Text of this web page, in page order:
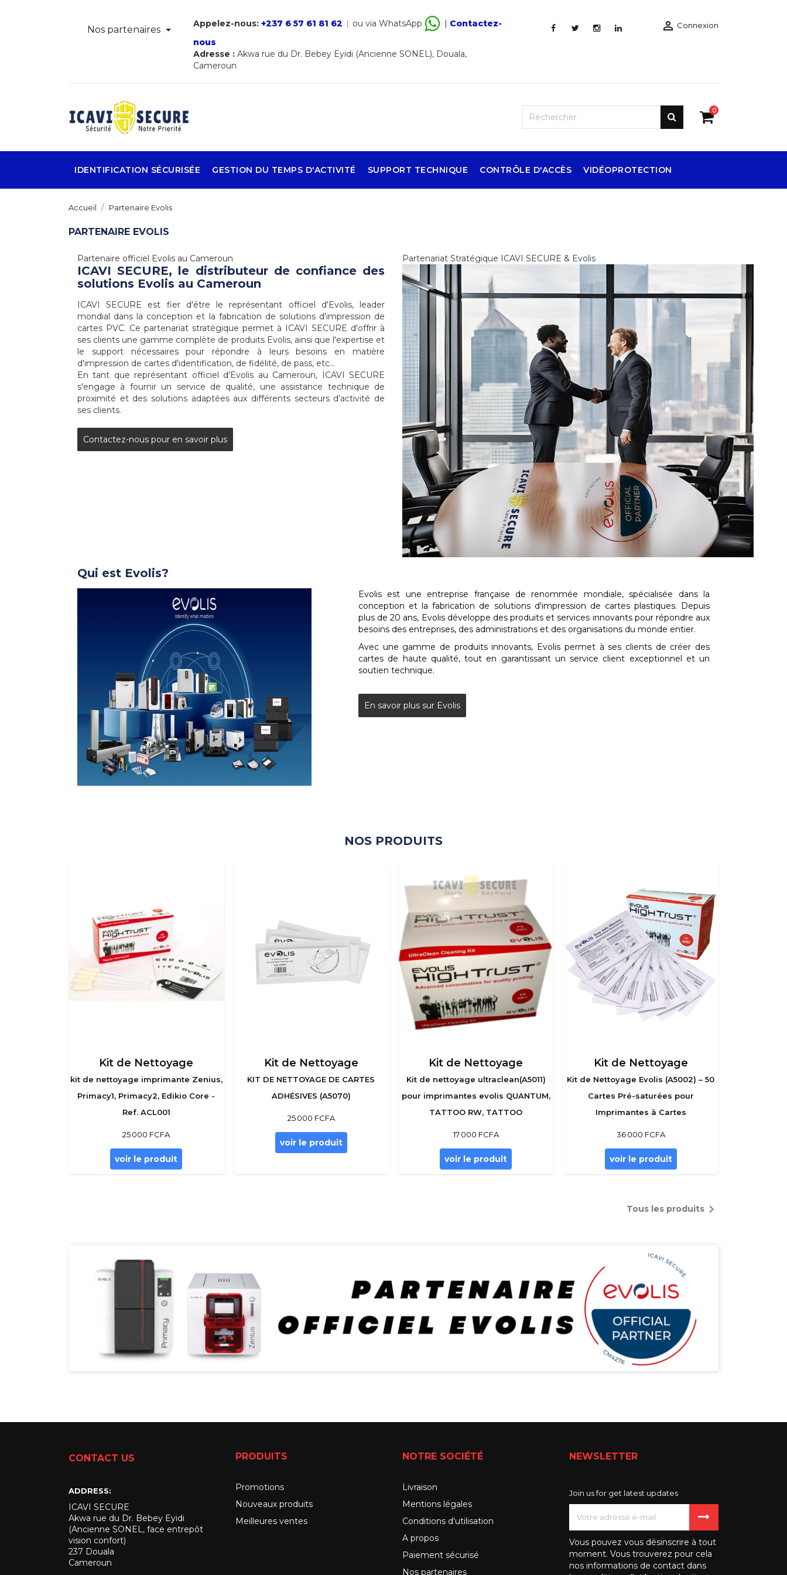
Nos partenaires
Appelez-nous:+237 6 57 61 81 62 | ou via WhatsApp | Contactez-
nous
Adresse : Akwa rue du Dr. Bebey Eyidi (Ancienne SONEL), Douala,
Cameroun
 Connexion
0
IDENTIFICATION SÉCURISÉE GESTION DU TEMPS D'ACTIVITÉ SUPPORT TECHNIQUE CONTRÔLE D'ACCÈS VIDÉOPROTECTION
Accueil Partenaire Evolis
PARTENAIRE EVOLIS
Partenaire officiel Evolis au Cameroun
ICAVI SECURE, le distributeur de confiance des
solutions Evolis au Cameroun
ICAVI SECURE est fier d'être le représentant officiel d'Evolis, leader
mondial dans la conception et la fabrication de solutions d'impression de
cartes PVC. Ce partenariat stratégique permet à ICAVI SECURE d'offrir à
ses clients une gamme complète de produits Evolis, ainsi que l'expertise et
le support nécessaires pour répondre à leurs besoins en matière
d'impression de cartes d'identification, de fidélité, de pass, etc...
En tant que représentant officiel d'Evolis au Cameroun, ICAVI SECURE
s'engage à fournir un service de qualité, une assistance technique de
proximité et des solutions adaptées aux différents secteurs d'activité de
ses clients.
Contactez-nous pour en savoir plus
Partenariat Stratégique ICAVI SECURE & Evolis
Qui est Evolis?
Evolis est une entreprise française de renommée mondiale, spécialisée dans la
conception et la fabrication de solutions d'impression de cartes plastiques. Depuis
plus de 20 ans, Evolis développe des produits et services innovants pour répondre aux
besoins des entreprises, des administrations et des organisations du monde entier.
Avec une gamme de produits innovants, Evolis permet à ses clients de créer des
cartes de haute qualité, tout en garantissant un service client exceptionnel et un
soutien technique.
En savoir plus sur Evolis
NOS PRODUITS
Kit de Nettoyage
kit de nettoyage imprimante Zenius,
Primacy1, Primacy2, Edikio Core -
Ref. ACL001
25 000 FCFA
voir le produit
Kit de Nettoyage
KIT DE NETTOYAGE DE CARTES
ADHÉSIVES (A5070)
25 000 FCFA
voir le produit
Kit de Nettoyage
Kit de nettoyage ultraclean(A5011)
pour imprimantes evolis QUANTUM,
TATTOO RW, TATTOO
17 000 FCFA
voir le produit
Kit de Nettoyage
Kit de Nettoyage Evolis (A5002) – 50
Cartes Pré-saturées pour
Imprimantes à Cartes
36 000 FCFA
voir le produit
Tous les produits 
CONTACT US
ADDRESS:
ICAVI SECURE
Akwa rue du Dr. Bebey Eyidi
(Ancienne SONEL, face entrepôt
vision confort)
237 Douala
Cameroun
PRODUITS
Promotions
Nouveaux produits
Meilleures ventes
NOTRE SOCIÉTÉ
Livraison
Mentions légales
Conditions d'utilisation
A propos
Paiement sécurisé
Nos partenaires
NEWSLETTER
Join us for get latest updates
Vous pouvez vous désinscrire à tout
moment. Vous trouverez pour cela
nos informations de contact dans